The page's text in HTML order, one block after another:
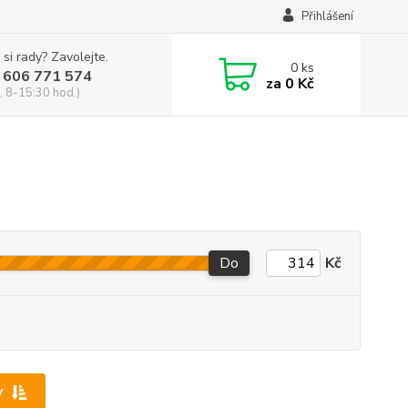
Přihlášení
rady? Zavolejte.
771 574
8-15:30 hod.)
0ks
za 0 Kč
Do Kč